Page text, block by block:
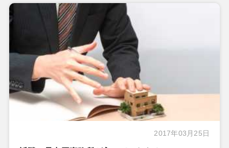
2017年03月25日